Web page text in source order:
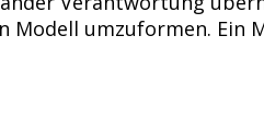
Modell umzuformen. Ein